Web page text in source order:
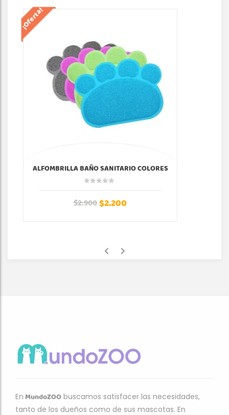
¡Oferta!
ALFOMBRILLA BAÑO SANITARIO COLORES
$2.900$2.200
En MundoZOO buscamos satisfacer las necesidades,
tanto de los dueños como de sus mascotas. En